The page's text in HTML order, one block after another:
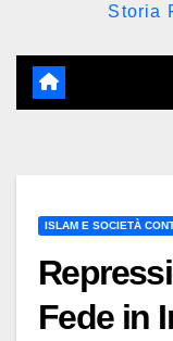
Storia
ISLAM E SOCIETÀ
Fede in